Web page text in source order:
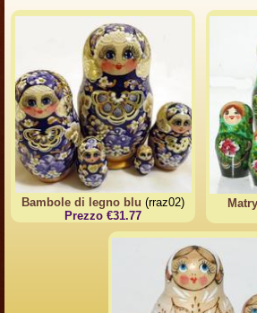
Bambole di legno blu (rraz02)
Prezzo €31.77